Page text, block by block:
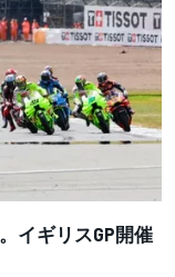
イギリスGP開催